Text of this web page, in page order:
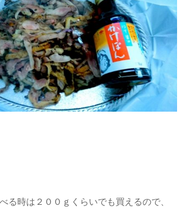
る時は２００ｇくらいでも買えるので、